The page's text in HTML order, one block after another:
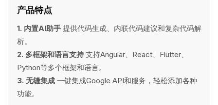
产品特点
1. 内置AI助手 提供代码生成、内联代码建议和复杂代码解
析。
2. 多框架和语言支持支持Angular、React、Flutter、
Python等多个框架和语言。
3. 无缝集成 一键集成Google API和服务，轻松添加各种
功能。